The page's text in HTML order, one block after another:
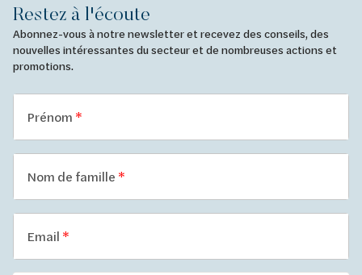
Restez à l'écoute
Abonnez-vous à notre newsletter et recevez des conseils, des
nouvelles intéressantes du secteur et de nombreuses actions et
promotions.
Prénom
Nom de famille
Email